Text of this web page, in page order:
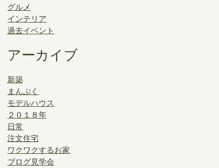
グルメ
インテリア
過去イベント
アーカイブ
新築
まんぷく
モデルハウス
２０１８年
日常
注文住宅
ワクワクするお家
ブログ見学会